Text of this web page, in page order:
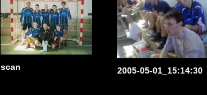
scan 2005-05-01_15:14:30